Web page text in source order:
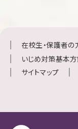
在校生・保護者の
いじめ対策基本
サイトマップ